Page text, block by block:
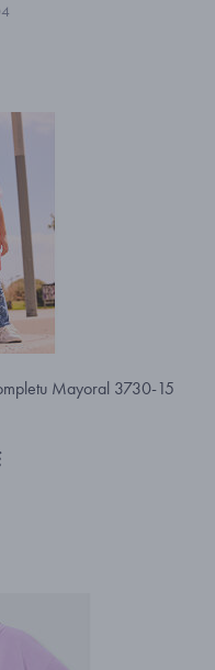
Mayoral 3730-15